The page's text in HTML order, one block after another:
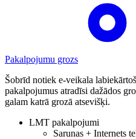
Pakalpojumu grozs
Šobrīd notiek e-veikala
pakalpojumus atradīsi dažādos
galam katrā grozā atsevišķi.
LMT pakalpojumi
Sarunas + Internets